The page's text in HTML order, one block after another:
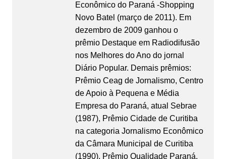
Econômico do Paraná -Shopping
Novo Batel (março de 2011). Em
dezembro de 2009 ganhou o
prêmio Destaque em Radiodifusão
nos Melhores do Ano do jornal
Diário Popular. Demais prêmios:
Prêmio Ceag de Jornalismo, Centro
de Apoio à Pequena e Média
Empresa do Paraná, atual Sebrae
(1987), Prêmio Cidade de Curitiba
na categoria Jornalismo Econômico
da Câmara Municipal de Curitiba
(1990), Prêmio Qualidade Paraná,